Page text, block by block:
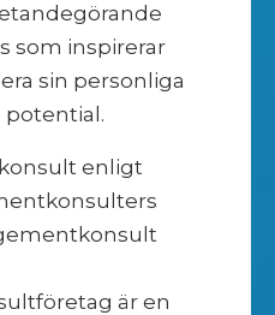
som inspirerar
sin personliga
potential.
enligt
är en